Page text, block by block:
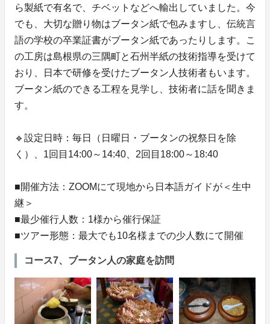
ら製紙で有名で、チベットなどへ輸出していました。今
でも、大切な贈り物はブータン紙で包みますし、伝統言
語の学校の卒業証書がブータン紙であったりします。こ
の工房は島根県の三隅町と石州半紙の技術指導を受けて
おり、日本で研修を受けたブータン人技術者もいます。
ブータン紙のできる工程を見学し、技術者に話を聞きま
す。
🔹設定日時：毎日（日曜日・ブータンの祝祭日を除
く）、1回目14:00～14:40、2回目18:00～18:40
■開催方法：ZOOMにて現地から日本語ガイドが＜生中
継＞
■最少催行人数：1様から催行保証
■ツアー形態：最大でも10名様までの少人数にて開催
コース7、ブータン人の家庭を訪問